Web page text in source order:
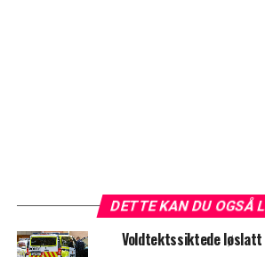
DETTE KAN DU OGSÅ
Voldtektssiktede løslatt